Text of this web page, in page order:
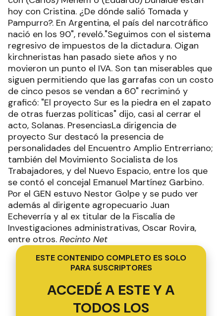
hoy con Cristina. ¿De dónde salió Tomada y
Pampurro?. En Argentina, el país del narcotráfico
nació en los 90", reveló."Seguimos con el sistema
regresivo de impuestos de la dictadura. Oigan
kirchneristas han pasado siete años y no
movieron un punto el IVA. Son tan miserables que
siguen permitiendo que las garrafas con un costo
de cinco pesos se vendan a 60" recriminó y
graficó: "El proyecto Sur es la piedra en el zapato
de otras fuerzas políticas" dijo, casi al cerrar el
acto, Solanas. PresenciasLa dirigencia de
proyecto Sur destacó la presencia de
personalidades del Encuentro Amplio Entrerriano;
también del Movimiento Socialista de los
Trabajadores, y del Nuevo Espacio, entre los que
se contó el concejal Emanuel Martínez Garbino.
Por el GEN estuvo Nestor Golpe y se pudo ver
además al dirigente agropecuario Juan
Echeverría y al ex titular de la Fiscalía de
Investigaciones administrativas, Oscar Rovira,
entre otros. Recinto Net
ESTE CONTENIDO COMPLETO ES SOLO
PARA SUSCRIPTORES
ACCEDÉ A ESTE Y A
TODOS LOS